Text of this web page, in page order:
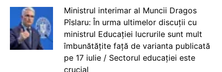
Ministrul interimar al Muncii Dragos
Pîslaru: În urma ultimelor discuții cu
ministrul Educației lucrurile sunt mult
îmbunătățite față de varianta publicată
pe 17 iulie / Sectorul educației este
crucial